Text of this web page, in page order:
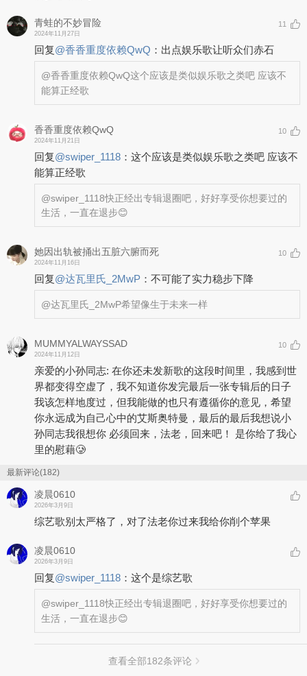
青蛙的不妙冒险
2024年11月27日
11
回复@香香重度依赖QwQ ： 出点娱乐歌让听众们赤石
@香香重度依赖QwQ这个应该是类似娱乐歌之类吧 应该不
能算正经歌
香香重度依赖QwQ
2024年11月21日
10
回复@swiper_1118 ： 这个应该是类似娱乐歌之类吧 应该不
能算正经歌
@swiper_1118快正经出专辑退圈吧，好好享受你想要过的
生活，一直在退步😊
她因出轨被捅出五脏六腑而死
2024年11月16日
10
回复@达瓦里氏_2MwP ： 不可能了实力稳步下降
@达瓦里氏_2MwP希望像生于未来一样
MUMMYALWAYSSAD
2024年11月12日
10
亲爱的小孙同志: 在你还未发新歌的这段时间里，我感到世
界都变得空虚了，我不知道你发完最后一张专辑后的日子
我该怎样地度过，但我能做的也只有遵循你的意见，希望
你永远成为自己心中的艾斯奥特曼，最后的最后我想说小
孙同志我很想你 必须回来，法老，回来吧！ 是你给了我心
里的慰藉🥲
最新评论(182)
凌晨0610
2026年3月9日
综艺歌别太严格了，对了法老你过来我给你削个苹果
凌晨0610
2026年3月9日
回复@swiper_1118 ： 这个是综艺歌
@swiper_1118快正经出专辑退圈吧，好好享受你想要过的
生活，一直在退步😊
查看全部182条评论